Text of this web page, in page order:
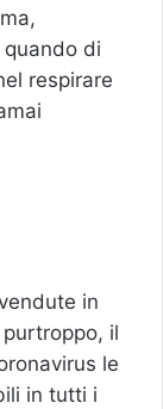
di
respirare
in
il
le
in tutti i